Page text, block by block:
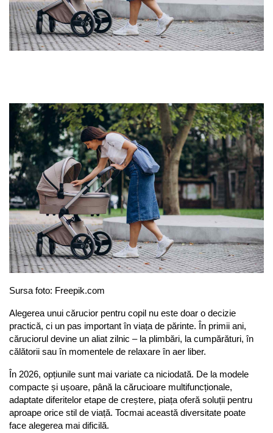
Decoratiuni
Jucarii educative
Figurine jucarii mici
Jocuri de societate
Sursa foto: Freepik.com
Alegerea unui cărucior pentru copil nu este doar o decizie
practică, ci un pas important în viața de părinte. În primii ani,
căruciorul devine un aliat zilnic – la plimbări, la cumpărături, în
călătorii sau în momentele de relaxare în aer liber.
În 2026, opțiunile sunt mai variate ca niciodată. De la modele
compacte și ușoare, până la cărucioare multifuncționale,
adaptate diferitelor etape de creștere, piața oferă soluții pentru
aproape orice stil de viață. Tocmai această diversitate poate
face alegerea mai dificilă.